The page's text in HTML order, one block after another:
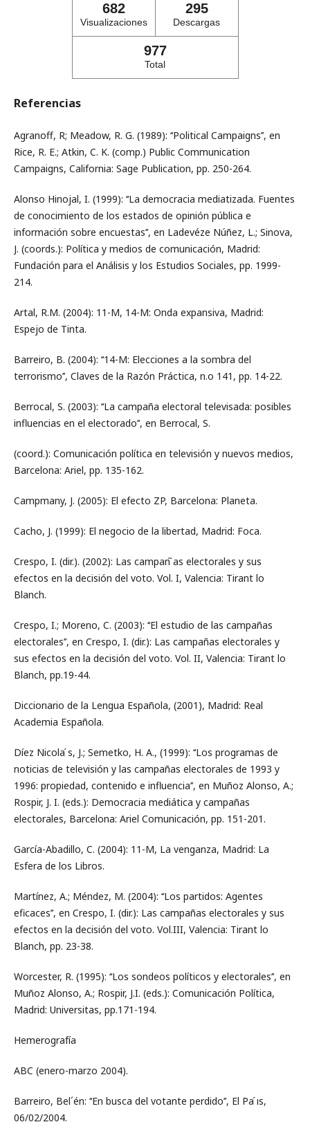
682
Visualizaciones
295
Descargas
977
Total
Referencias
Agranoff, R; Meadow, R. G. (1989): ‘‘Political Campaigns’’, en
Rice, R. E.; Atkin, C. K. (comp.) Public Communication
Campaigns, California: Sage Publication, pp. 250-264.
Alonso Hinojal, I. (1999): ‘‘La democracia mediatizada. Fuentes
de conocimiento de los estados de opinión pública e
información sobre encuestas’’, en Ladevéze Núñez, L.; Sinova,
J. (coords.): Política y medios de comunicación, Madrid:
Fundación para el Análisis y los Estudios Sociales, pp. 1999-
214.
Artal, R.M. (2004): 11-M, 14-M: Onda expansiva, Madrid:
Espejo de Tinta.
Barreiro, B. (2004): ‘‘14-M: Elecciones a la sombra del
terrorismo’’, Claves de la Razón Práctica, n.o 141, pp. 14-22.
Berrocal, S. (2003): ‘‘La campaña electoral televisada: posibles
influencias en el electorado’’, en Berrocal, S.
(coord.): Comunicación política en televisión y nuevos medios,
Barcelona: Ariel, pp. 135-162.
Campmany, J. (2005): El efecto ZP, Barcelona: Planeta.
Cacho, J. (1999): El negocio de la libertad, Madrid: Foca.
Crespo, I. (dir.). (2002): Las campan ̃as electorales y sus
efectos en la decisión del voto. Vol. I, Valencia: Tirant lo
Blanch.
Crespo, I.; Moreno, C. (2003): ‘‘El estudio de las campañas
electorales’’, en Crespo, I. (dir.): Las campañas electorales y
sus efectos en la decisión del voto. Vol. II, Valencia: Tirant lo
Blanch, pp.19-44.
Diccionario de la Lengua Española, (2001), Madrid: Real
Academia Española.
Díez Nicola ́s, J.; Semetko, H. A., (1999): ‘‘Los programas de
noticias de televisión y las campañas electorales de 1993 y
1996: propiedad, contenido e influencia’’, en Muñoz Alonso, A.;
Rospir, J. I. (eds.): Democracia mediática y campañas
electorales, Barcelona: Ariel Comunicación, pp. 151-201.
García-Abadillo, C. (2004): 11-M, La venganza, Madrid: La
Esfera de los Libros.
Martínez, A.; Méndez, M. (2004): ‘‘Los partidos: Agentes
eficaces’’, en Crespo, I. (dir.): Las campañas electorales y sus
efectos en la decisión del voto. Vol.III, Valencia: Tirant lo
Blanch, pp. 23-38.
Worcester, R. (1995): ‘‘Los sondeos políticos y electorales’’, en
Muñoz Alonso, A.; Rospir, J.I. (eds.): Comunicación Política,
Madrid: Universitas, pp.171-194.
Hemerografía
ABC (enero-marzo 2004).
Barreiro, Bel´én: ‘‘En busca del votante perdido’’, El Pa ́ıs,
06/02/2004.